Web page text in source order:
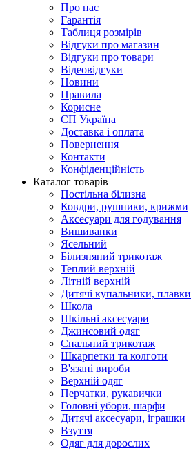
Про нас
Гарантія
Таблиця розмірів
Відгуки про магазин
Відгуки про товари
Відеовідгуки
Новини
Правила
Корисне
СП Україна
Доставка і оплата
Повернення
Контакти
Конфіденційність
Каталог товарів
Постільна білизна
Ковдри, рушники, крижми
Аксесуари для годування
Вишиванки
Ясельний
Білизняний трикотаж
Теплий верхній
Літній верхній
Дитячі купальники, плавки
Школа
Шкільні аксесуари
Джинсовий одяг
Спальний трикотаж
Шкарпетки та колготи
В'язані вироби
Верхній одяг
Перчатки, рукавички
Головні убори, шарфи
Дитячі аксесуари, іграшки
Взуття
Одяг для дорослих